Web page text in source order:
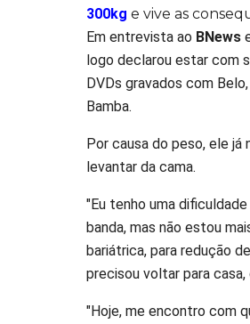
300kg e vive as
Em entrevista ao BNews
logo declarou estar com
DVDs gravados com
Bamba.
Por causa do peso, ele
levantar da cama.
"Eu tenho uma
banda, mas não estou
bariátrica, para redução
precisou voltar para casa,
"Hoje, me encontro com